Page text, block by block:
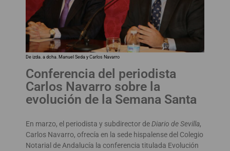
De izda. a dcha. Manuel Seda y Carlos Navarro
Conferencia del periodista
Carlos Navarro sobre la
evolución de la Semana Santa
En marzo, el periodista y subdirector deDiario de Sevilla,
Carlos Navarro, ofrecía en la sede hispalense del Colegio
Notarial de Andalucía la conferencia titulada Evolución